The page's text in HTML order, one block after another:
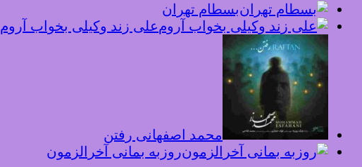
بسطام تهران
علی زند وکیلی بخواب آروم
محمد اصفهانی رفتن
روزبه بمانی آخرالزمون